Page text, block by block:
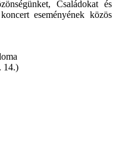
Családokat és
eseményének közös
14.)